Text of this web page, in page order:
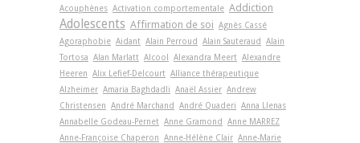
Acouphènes Activation comportementale Addiction
Adolescents Affirmation de soi Agnès Cassé
Agoraphobie Aidant Alain Perroud Alain Sauteraud Alain
Tortosa Alan Marlatt Alcool Alexandra Meert Alexandre
Heeren Alix Lefief-Delcourt Alliance thérapeutique
Alzheimer Amaria Baghdadli Anaël Assier Andrew
Christensen André Marchand André Quaderi Anna Llenas
Annabelle Godeau-Pernet Anne Gramond Anne MARREZ
Anne-Françoise Chaperon Anne-Hélène Clair Anne-Marie